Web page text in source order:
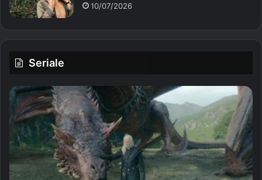
10/07/2026
Seriale